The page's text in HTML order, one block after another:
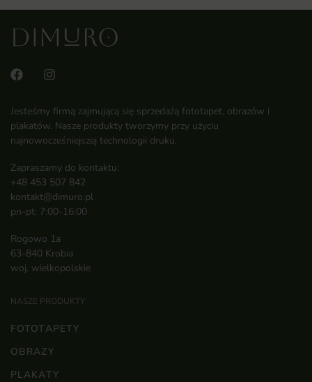
Jesteśmy firmą zajmującą się sprzedażą fototapet, obrazów i
plakatów. Nasze produkty tworzymy przy użyciu
najnowocześniejszej technologii druku.
Zapraszamy do kontaktu:
+48 453 507 842
kontakt@dimuro.pl
pn-pt: 7:00-16:00
Rogowo 1a
63-840 Krobia
woj. wielkopolskie
NASZE PRODUKTY
FOTOTAPETY
OBRAZY
PLAKATY